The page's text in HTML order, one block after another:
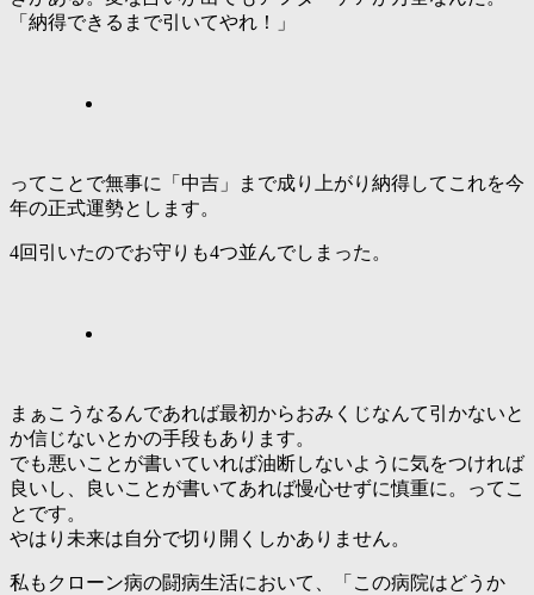
「納得できるまで引いてやれ！」
ってことで無事に「中吉」まで成り上がり納得してこれを今
年の正式運勢とします。
4回引いたのでお守りも4つ並んでしまった。
まぁこうなるんであれば最初からおみくじなんて引かないと
か信じないとかの手段もあります。
でも悪いことが書いていれば油断しないように気をつければ
良いし、良いことが書いてあれば慢心せずに慎重に。ってこ
とです。
やはり未来は自分で切り開くしかありません。
私もクローン病の闘病生活において、「この病院はどうか